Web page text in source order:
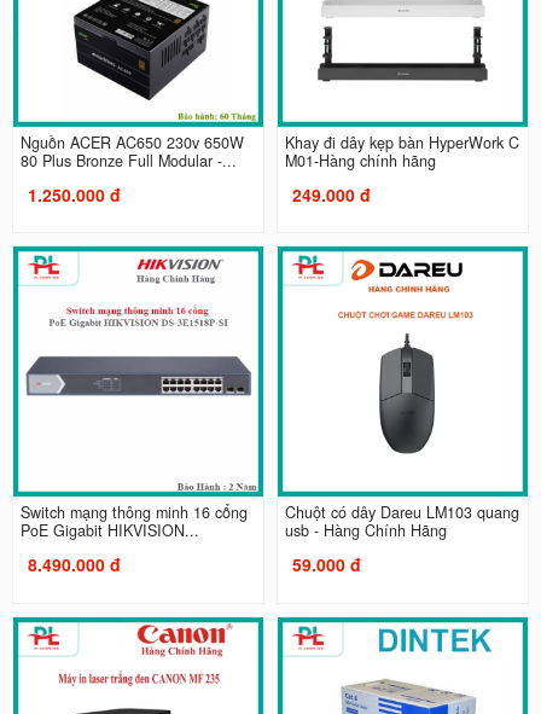
Nguồn ACER AC650 230v 650W
80 Plus Bronze Full Modular -...
1.250.000 đ
Khay đi dây kẹp bàn HyperWork C
M01-Hàng chính hãng
249.000 đ
Switch mạng thông minh 16 cổng
PoE Gigabit HIKVISION...
8.490.000 đ
Chuột có dây Dareu LM103 quang
usb - Hàng Chính Hãng
59.000 đ